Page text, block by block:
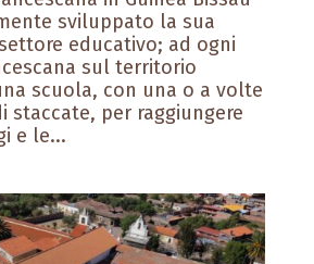
sviluppato la sua
educativo; ad ogni
sul territorio
scuola, con una o a volte
staccate, per raggiungere
e le...